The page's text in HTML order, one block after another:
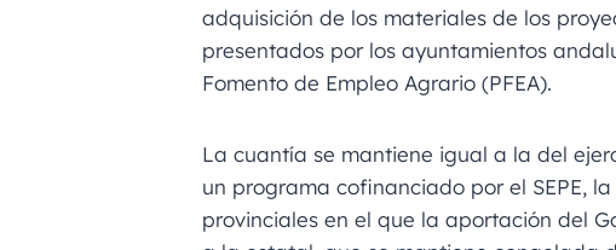
adquisición de los materiales de los
presentados por los ayuntamientos
Fomento de Empleo Agrario (PFEA).
La cuantía se mantiene igual a la del
un programa cofinanciado por el SEPE,
provinciales en el que la aportación del